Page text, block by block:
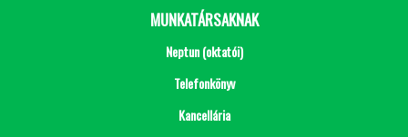
MUNKATÁRSAKNAK
Neptun (oktatói)
Telefonkönyv
Kancellária